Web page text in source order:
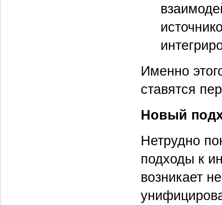
Именно
ставятся
Новый
Нетрудно
подходы к
возникает